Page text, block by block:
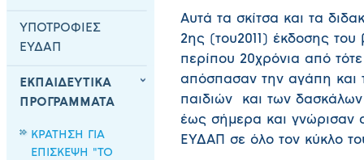
ΥΠΟΤΡΟΦΙΕΣ
ΕΥΔΑΠ
ΕΚΠΑΙΔΕΥΤΙΚΑ
ΠΡΟΓΡΑΜΜΑΤΑ
ΚΡΑΤΗΣΗ ΓΙΑ
ΕΠΙΣΚΕΨΗ "ΤΟ
Αυτά τα σκίτσα και τα
2ης (του2011) έκδοσης του
περίπου 20χρόνια από
απόσπασαν την αγάπη και
παιδιών και των
έως σήμερα και γνώρισαν
ΕΥΔΑΠ σε όλο τον κύκλο